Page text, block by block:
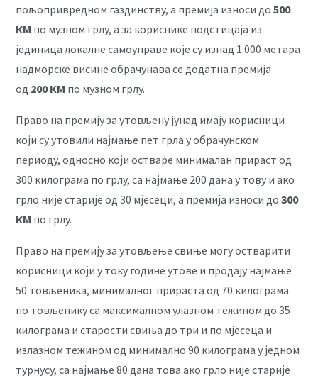
пољопривредном газдинству, а премија износи до500
КМ по музном грлу, а за кориснике подстицаја из
јединица локалне самоуправе које су изнад 1.000 метара
надморске висине обрачунава се додатна премија
од 200 КМ по музном грлу.
Право на премију за утовљену јунад имају корисници
који су утовили најмање пет грла у обрачунском
периоду, односно који остваре минималан прираст од
300 килограма по грлу, са најмање 200 дана у тову и ако
грло није старије од 30 мјесеци, а премија износи до300
КМ по грлу.
Право на премију за утовљење свиње могу остварити
корисници који у току године утове и продају најмање
50 товљеника, минималног прираста од 70 килограма
по товљенику са максималном улазном тежином до 35
килограма и старости свиња до три и по мјесеца и
излазном тежином од минимално 90 килограма у једном
турнусу, са најмање 80 дана това ако грло није старије